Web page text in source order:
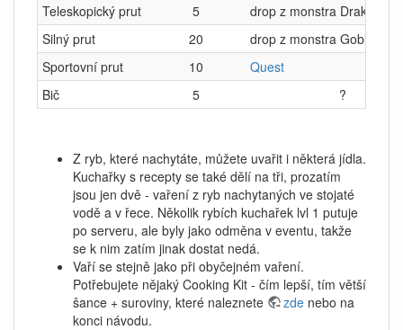
Teleskopický prut
5
drop z monstra Drake na
Silný prut
20
drop z monstra Goblin na
Sportovní prut
10
Quest
Bič
5 ?
Z ryb, které nachytáte, můžete uvařit i některá jídla.
Kuchařky s recepty se také dělí na tři, prozatím
jsou jen dvě - vaření z ryb nachytaných ve stojaté
vodě a v řece. Několik rybích kuchařek lvl 1 putuje
po serveru, ale byly jako odměna v eventu, takže
se k nim zatím jinak dostat nedá.
Vaří se stejně jako při obyčejném vaření.
Potřebujete nějaký Cooking Kit - čím lepší, tím větší
šance + suroviny, které naleznete
zde nebo na
konci návodu.